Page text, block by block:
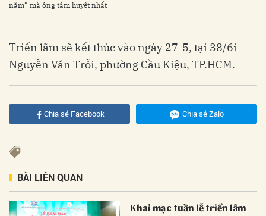
năm” mà ông tâm huyết nhất
Triển lãm sẽ kết thúc vào ngày 27-5, tại 38/6i
Nguyễn Văn Trỗi, phường Cầu Kiệu, TP.HCM.
Chia sẻ Facebook Chia sẻ Zalo
BÀI LIÊN QUAN
Khai mạc tuần lễ triển lãm